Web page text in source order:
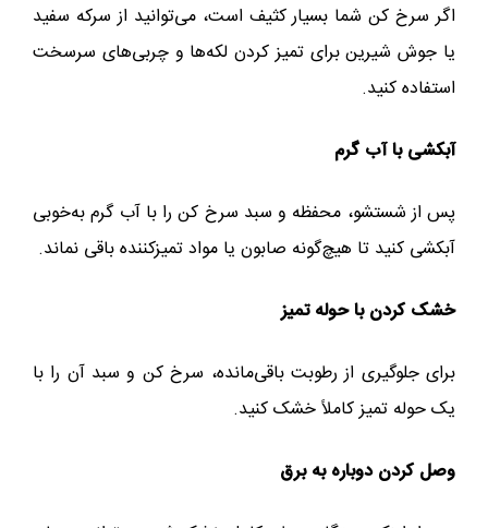
اگر سرخ کن شما بسیار کثیف است، می‌توانید از سرکه سفید
یا جوش شیرین برای تمیز کردن لکه‌ها و چربی‌های سرسخت
استفاده کنید.
آبکشی با آب گرم
پس از شستشو، محفظه و سبد سرخ کن را با آب گرم به‌خوبی
آبکشی کنید تا هیچ‌گونه صابون یا مواد تمیزکننده باقی نماند.
خشک کردن با حوله تمیز
برای جلوگیری از رطوبت باقی‌مانده، سرخ کن و سبد آن را با
یک حوله تمیز کاملاً خشک کنید.
وصل کردن دوباره به برق